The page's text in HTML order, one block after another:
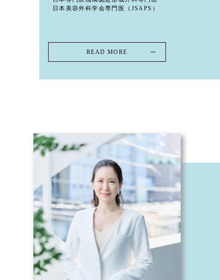
日本美容外科学会専門医（JSAPS）
READ MORE